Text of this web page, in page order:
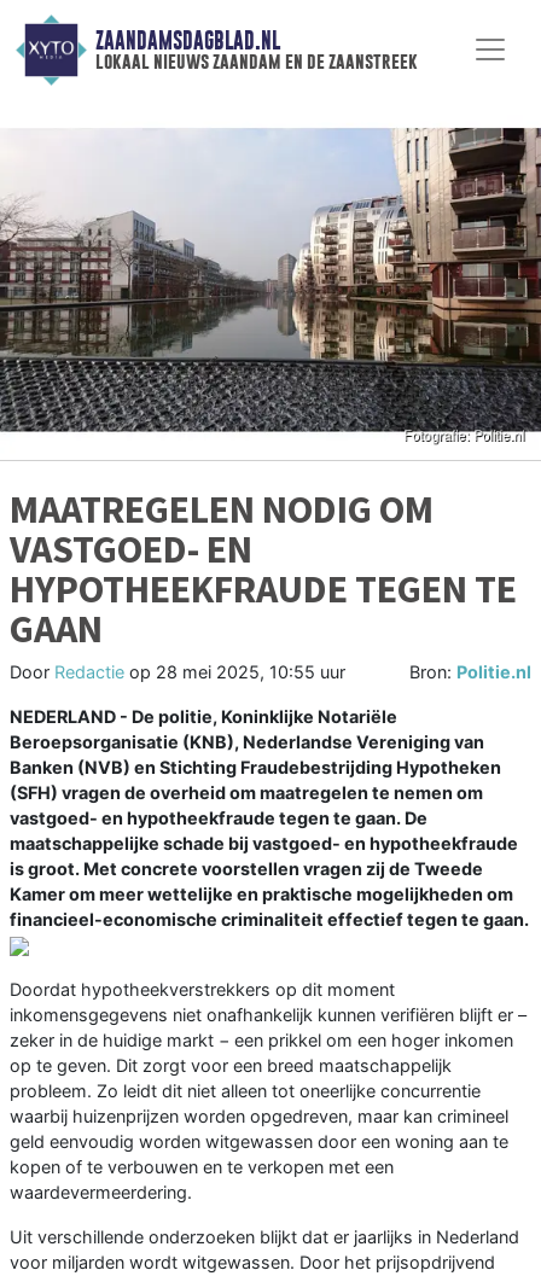
ZAANDAMSDAGBLAD.NL
lokaal nieuws zaandam en de zaanstreek
MAATREGELEN NODIG OM
VASTGOED- EN
HYPOTHEEKFRAUDE TEGEN TE
GAAN
Door Redactie op 28 mei 2025, 10:55 uur Bron: Politie.nl
NEDERLAND - De politie, Koninklijke Notariële
Beroepsorganisatie (KNB), Nederlandse Vereniging van
Banken (NVB) en Stichting Fraudebestrijding Hypotheken
(SFH) vragen de overheid om maatregelen te nemen om
vastgoed- en hypotheekfraude tegen te gaan. De
maatschappelijke schade bij vastgoed- en hypotheekfraude
is groot. Met concrete voorstellen vragen zij de Tweede
Kamer om meer wettelijke en praktische mogelijkheden om
financieel-economische criminaliteit effectief tegen te gaan.
Doordat hypotheekverstrekkers op dit moment
inkomensgegevens niet onafhankelijk kunnen verifiëren blijft er –
zeker in de huidige markt − een prikkel om een hoger inkomen
op te geven. Dit zorgt voor een breed maatschappelijk
probleem. Zo leidt dit niet alleen tot oneerlijke concurrentie
waarbij huizenprijzen worden opgedreven, maar kan crimineel
geld eenvoudig worden witgewassen door een woning aan te
kopen of te verbouwen en te verkopen met een
waardevermeerdering.
Uit verschillende onderzoeken blijkt dat er jaarlijks in Nederland
voor miljarden wordt witgewassen. Door het prijsopdrijvend